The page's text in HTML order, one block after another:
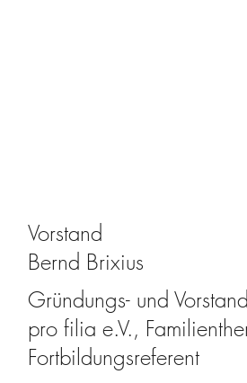
Vorstand
Bernd Brixius
Gründungs- und
pro filia e.V.,
Fortbildungsreferent